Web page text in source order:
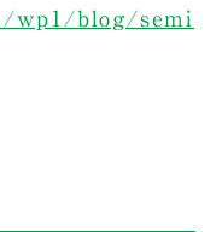
wp1/blog/semi